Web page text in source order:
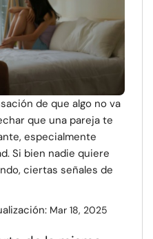
de que algo no va
que una pareja te
especialmente
Si bien nadie quiere
ciertas señales de
Mar 18, 2025